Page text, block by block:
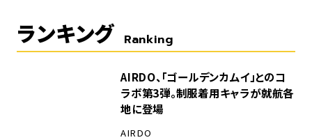
ランキング Ranking
AIRDO、「ゴールデンカムイ」とのコ
ラボ第3弾。制服着用キャラが就航各
地に登場
AIRDO